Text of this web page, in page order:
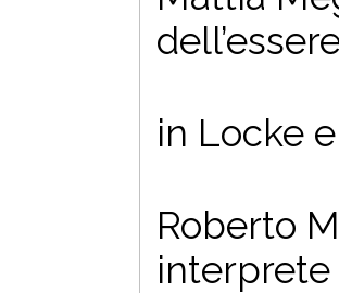
in Locke
Roberto